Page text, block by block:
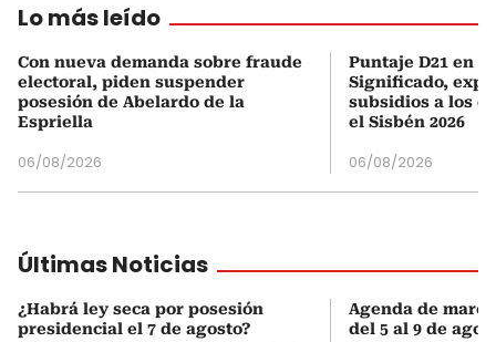
Lo más leído
Con nueva demanda sobre fraude
electoral, piden suspender
posesión de Abelardo de la
Espriella
06/08/2026
Puntaje D21 en
Significado,
subsidios a los
el Sisbén 2026
06/08/2026
Últimas Noticias
¿Habrá ley seca por posesión
presidencial el 7 de agosto?
Agenda de
del 5 al 9 de